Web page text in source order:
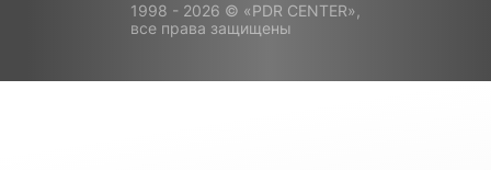
1998 - 2026 © «PDR CENTER»,
все права защищены